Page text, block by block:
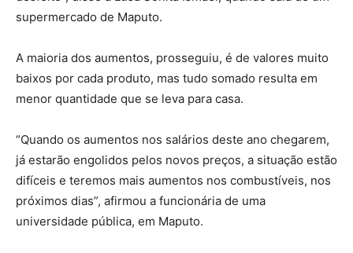
supermercado de Maputo.
A maioria dos aumentos, prosseguiu, é de valores muito
baixos por cada produto, mas tudo somado resulta em
menor quantidade que se leva para casa.
“Quando os aumentos nos salários deste ano chegarem,
já estarão engolidos pelos novos preços, a situação estão
difíceis e teremos mais aumentos nos combustíveis, nos
próximos dias”, afirmou a funcionária de uma
universidade pública, em Maputo.